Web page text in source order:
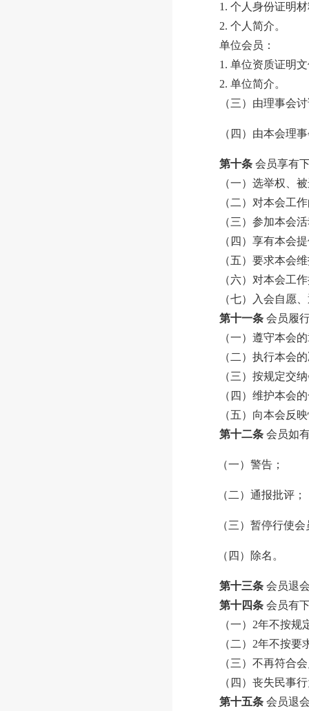
1. 个人身份证明
2. 个人简介。
单位会员：
1. 单位资质证明
2. 单位简介。
（三）由理事会
（ 四 ）由本会理
第十条 会员享有
（一）选举权、
（二）对本会工
（三）参加本会
（四）享有本会
（五）要求本会
（六）对本会工
（七）入会自愿、
第十一条 会员履
（一）遵守本会
（二）执行本会
（三）按规定交
（四）维护本会
（五）向本会反
第十二条 会员如
（一）警告；
（二）通报批评；
（三）暂停行使
（四）除名 。
第十三条 会员退
第十四条 会员有
（一） 2年不按规
（二） 2年不按要
（三）不再符合
（四）丧失民事
第十五条 会员退